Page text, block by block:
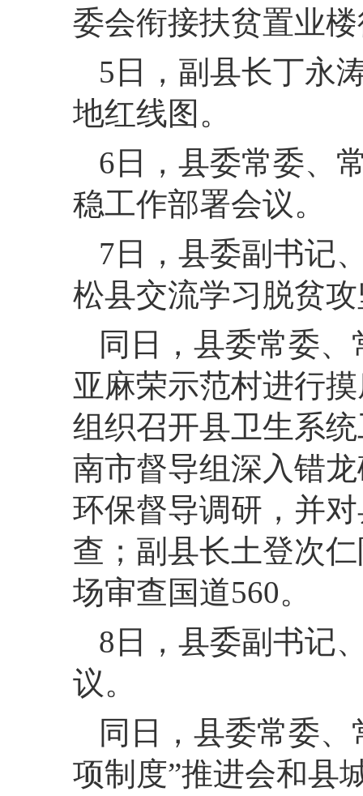
委会衔接扶贫置业
5日， 副县长丁永
地红线图。
6日， 县委常委、
稳工作部署会议。
7日， 县委副书记
松县交流学习脱贫
同日， 县委常委、
亚麻荣示范村进行
组织召开县卫生系
南市督导组深入错
环保督导调研，并
查；副县长土登次
场审查国道560。
8日， 县委副书记
议。
同日， 县委常委、
项制度”推进会和县